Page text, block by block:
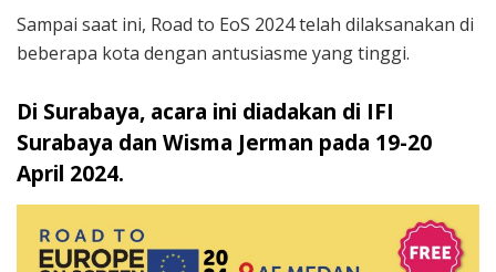
Sampai saat ini, Road to EoS 2024 telah dilaksanakan di
beberapa kota dengan antusiasme yang tinggi.
Di Surabaya, acara ini diadakan di IFI
Surabaya dan Wisma Jerman pada 19-20
April 2024.